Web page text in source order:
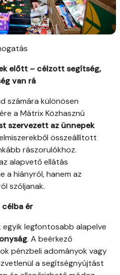
előtt – célzott segítség,
van rá
számára különösen
a Mátrix Közhasznú
szervezett az ünnepek
összeállított
rászorulókhoz.
alapvető ellátás
a hiányról, hanem az
szóljanak.
célba ér
legfontosabb alapelve
. A beérkező
pénzbeli adományok vagy
a segítségnyújtást